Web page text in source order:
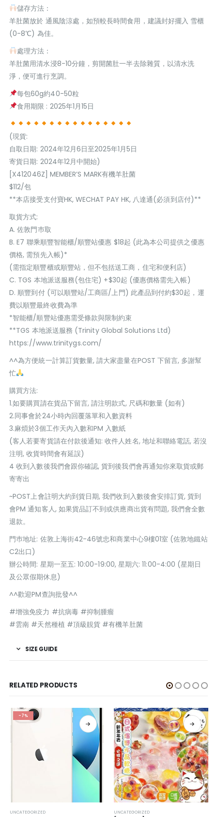
儲存方法：
羊肚菌放於 通風陰涼處，如預較長時間食用，建議封好擺入 雪櫃
(0-8℃) 為佳。
處理方法：
羊肚菌用清水浸8-10分鐘，剪開菌肚一半去除雜質，以清水洗
淨，便可進行烹調。
每包60g約40-50粒
食用期限 : 2025年1月15日
(現貨:
自取日期: 2024年12月6日至2025年1月5日
寄貨日期: 2024年12月中開始)
[X412046Z] MEMBER’S MARK有機羊肚菌
$112/包
**本店接受支付寶HK, WECHAT PAY HK, 八達通(必須到店付)**
取貨方式:
A. 佐敦門巿取
B. E7 聯乘順豐智能櫃/順豐站優惠 $18起 (此為本公司提供之優惠
價格, 需預先入帳)*
(需指定順豐櫃或順豐站，但不包括送工商，住宅和便利店)
C. TGS 本地派送服務(包住宅) +$30起 (優惠價格需先入帳)
D. 順豐到付 (可以順豐站/工商區/上門) 此產品到付約$30起，運
費以順豐最終收費為準
*智能櫃/順豐站優惠需受條款與限制約束
**TGS 本地派送服務 (Trinity Global Solutions Ltd)
https://www.trinitygs.com/
^^為方便統一計算訂貨數量, 請大家盡量在POST 下留言, 多謝幫
忙
購買方法:
1.如要購買請在貨品下留言, 請注明款式, 尺碼和數量 (如有)
2.同事會於24小時內回覆落單和入數資料
3.麻煩於3個工作天內入數和PM 入數紙
(客人若要寄貨請在付款後通知: 收件人姓名, 地址和聯絡電話, 若沒
注明, 收貨時間會有延誤)
4 收到入數後我們會跟你確認, 貨到後我們會再通知你來取貨或郵
寄寄出
~POST上會註明大約到貨日期, 我們收到入數後會安排訂貨, 貨到
會PM 通知客人, 如果貨品訂不到或供應商出貨有問題, 我們會全數
退款。
門巿地址: 佐敦上海街42-46號忠和商業中心9樓01室 (佐敦地鐵站
C2出口)
辦公時間: 星期一至五: 10:00-19:00, 星期六: 11:00-4:00 (星期日
及公眾假期休息)
^^歡迎PM查詢批發^^
#增強免疫力 #抗病毒 #抑制腫瘤
#雲南 #天然種植 #頂級靚貨 #有機羊肚菌
SIZE GUIDE
RELATED PRODUCTS
-7%
UNCATEGORIZED UNCATEGORIZED